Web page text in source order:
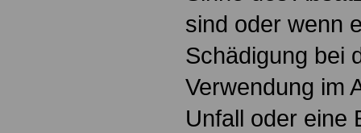
sind oder wenn
Schädigung bei
Verwendung im
Unfall oder eine